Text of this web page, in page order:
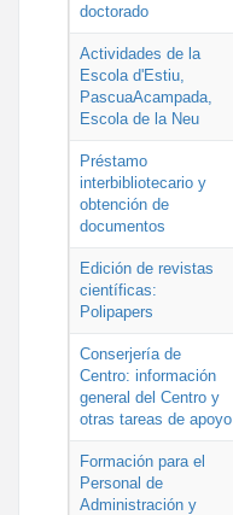
doctorado
Actividades de la
Escola d'Estiu,
PascuaAcampada,
Escola de la Neu
Préstamo
interbibliotecario y
obtención de
documentos
Edición de revistas
científicas:
Polipapers
Conserjería de
Centro: información
general del Centro y
otras tareas de apoyo
Formación para el
Personal de
Administración y